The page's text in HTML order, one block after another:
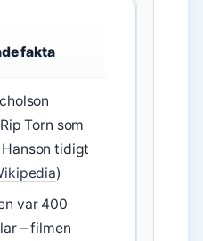
fakta
Torn som
tidigt
)
var 400
– filmen